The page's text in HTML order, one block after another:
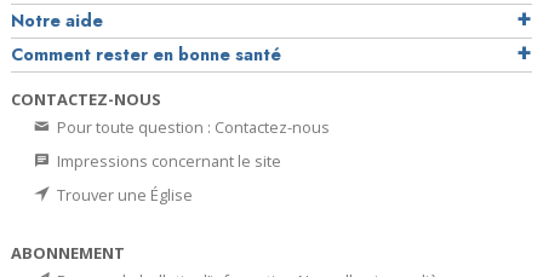
Notre aide
Comment rester en bonne santé
CONTACTEZ-NOUS
Pour toute question : Contactez-nous
Impressions concernant le site
Trouver une Église
ABONNEMENT